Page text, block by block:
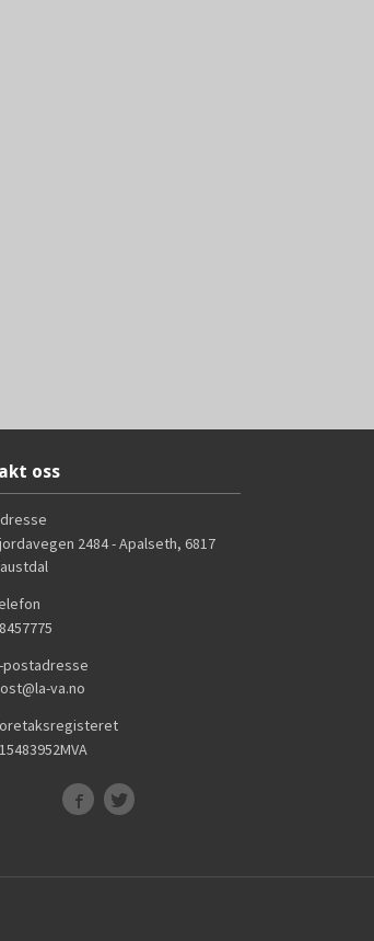
oss
2484 - Apalseth, 6817
postadresse
va.no